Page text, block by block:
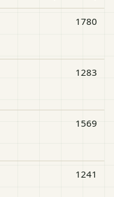
1780
1283
1569
1241